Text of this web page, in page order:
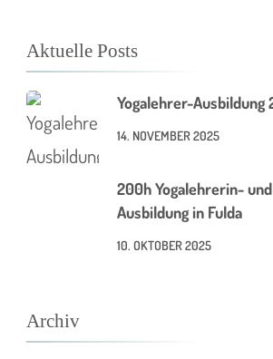
Aktuelle Posts
Yogalehrer-Ausbildung
14. NOVEMBER 2025
200h Yogalehrerin-
Ausbildung in Fulda
10. OKTOBER 2025
Archiv